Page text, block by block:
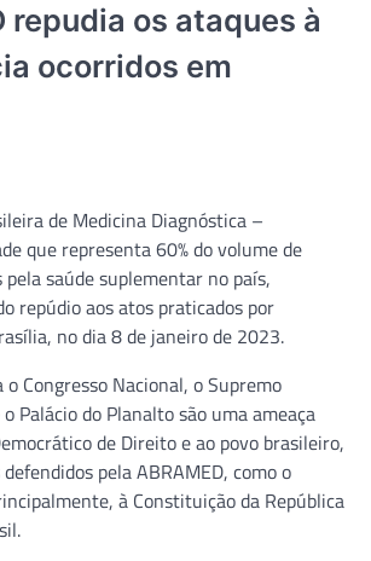
repudia os ataques à
ocorridos em
de Medicina Diagnóstica –
que representa 60% do volume de
pela saúde suplementar no país,
repúdio aos atos praticados por
no dia 8 de janeiro de 2023.
Congresso Nacional, o Supremo
Palácio do Planalto são uma ameaça
de Direito e ao povo brasileiro,
pela ABRAMED, como o
à Constituição da República